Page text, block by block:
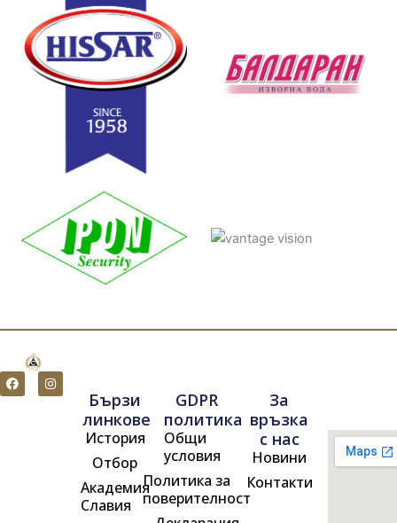
F
a
c
I
n
s
Бързи
линкове
История
Отбор
Академия
Славия
GDPR
политика
Общи
условия
Политика за
поверителност
За
връзка
с нас
Новини
Контакти